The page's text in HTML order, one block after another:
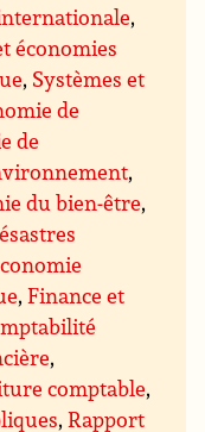
,
économies
, Systèmes et
de
de
,
du bien-être,
,Finance et
,
comptable,
,Rapport